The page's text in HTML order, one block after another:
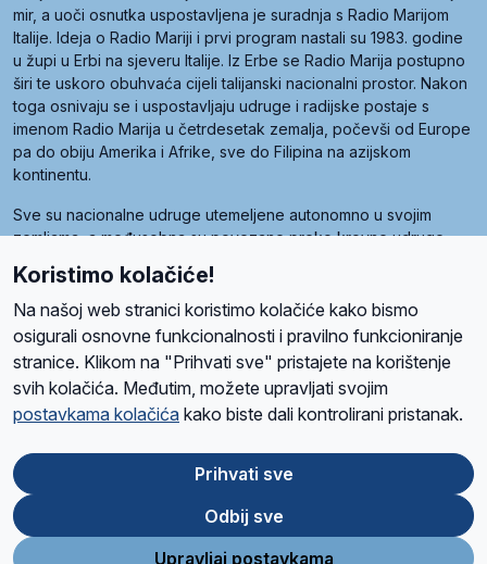
mir, a uoči osnutka uspostavljena je suradnja s Radio Marijom
Italije. Ideja o Radio Mariji i prvi program nastali su 1983. godine
u župi u Erbi na sjeveru Italije. Iz Erbe se Radio Marija postupno
širi te uskoro obuhvaća cijeli talijanski nacionalni prostor. Nakon
toga osnivaju se i uspostavljaju udruge i radijske postaje s
imenom Radio Marija u četrdesetak zemalja, počevši od Europe
pa do obiju Amerika i Afrike, sve do Filipina na azijskom
kontinentu.
Sve su nacionalne udruge utemeljene autonomno u svojim
zemljama, a međusobna su povezane preko krovne udruge
Radio Maria). Svjetsku obitelj utemeljilo je sedam članica, među
kojima je i hrvatska Udruga Radio Marija.
O namaRadio ProgramVolonteriPrijateljiKontaktPravila privatnosti
Ova stranica je zaštićena Google reCAPTCHA sustavom
Store
Google
Play
Koristimo kolačiće!
Na našoj web stranici koristimo kolačiće kako bismo
osigurali osnovne funkcionalnosti i pravilno funkcioniranje
stranice. Klikom na "Prihvati sve" pristajete na korištenje
svih kolačića. Međutim, možete upravljati svojim
postavkama kolačića kako biste dali kontrolirani pristanak.
Prihvati sve
Odbij sve
Upravljaj postavkama